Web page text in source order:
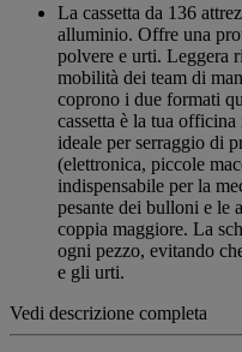
pagina.
La cassetta da 136
alluminio. Offre una
polvere e urti. Leggera
mobilità dei team di
coprono i due formati
cassetta è la tua
ideale per serraggio di
(elettronica, piccole
indispensabile per la
pesante dei bulloni e le
coppia maggiore. La
ogni pezzo, evitando
e gli urti.
Vedi descrizione completa